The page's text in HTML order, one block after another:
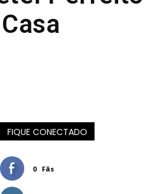
FIQUE CONECTADO
0 Fãs